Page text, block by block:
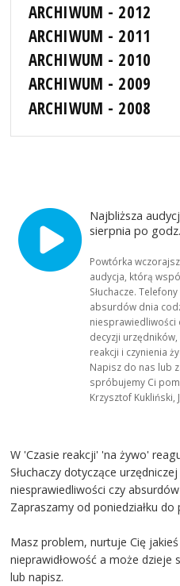
ARCHIWUM - 2012
ARCHIWUM - 2011
ARCHIWUM - 2010
ARCHIWUM - 2009
ARCHIWUM - 2008
Najbliższa
sierpnia po
Powtórka
audycja, którą
Słuchacze.
absurdów dnia
niesprawiedliwości
decyzji
reakcji i czynienia
Napisz do nas lub
spróbujemy Ci
Krzysztof Kukliński,
W 'Czasie reakcji' 'na żywo'
Słuchaczy dotyczące
niesprawiedliwości czy
Zapraszamy od poniedziałku
Masz problem, nurtuje Cię
nieprawidłowość a może dzieje
lub napisz.